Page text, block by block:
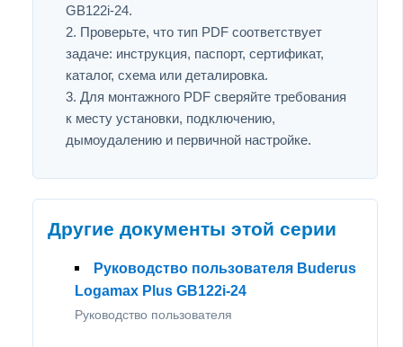
GB122i-24.
Проверьте, что тип PDF соответствует
задаче: инструкция, паспорт, сертификат,
каталог, схема или деталировка.
Для монтажного PDF сверяйте требования
к месту установки, подключению,
дымоудалению и первичной настройке.
Другие документы этой серии
Руководство пользователя Buderus
Logamax Plus GB122i-24
Руководство пользователя